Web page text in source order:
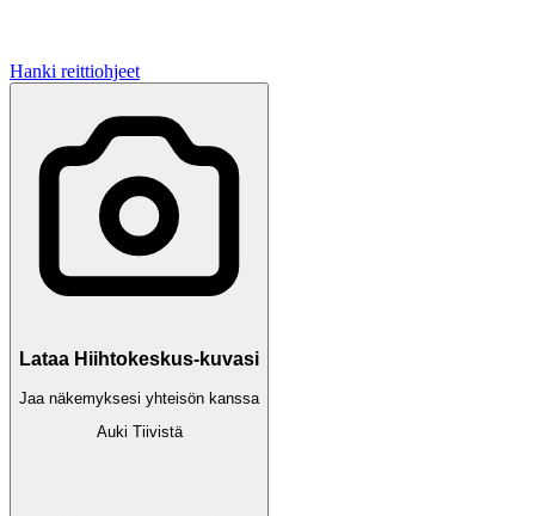
Hanki reittiohjeet
Lataa Hiihtokeskus-kuvasi
Jaa näkemyksesi yhteisön kanssa
Auki Tiivistä